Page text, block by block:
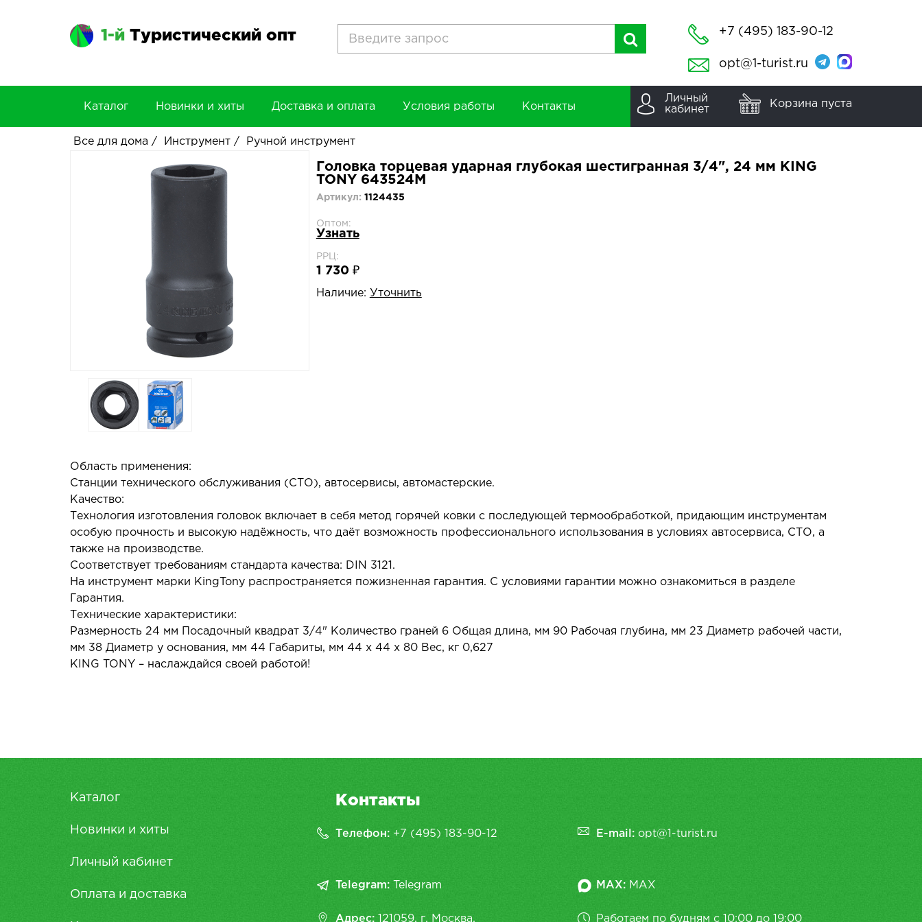
1-й Туристический опт +7 (495) 183-90-12
opt@1-turist.ru
Каталог Новинки и хиты Доставка и оплата Условия работы Контакты
Личный
кабинет
Корзина пуста
Все для дома / Инструмент / Ручной инструмент
Головка торцевая ударная глубокая шестигранная 3/4", 24 мм KING
TONY 643524M
Артикул: 1124435
Оптом:
Узнать
РРЦ:
1 730 ₽
Наличие: Уточнить
Область применения:
Станции технического обслуживания (СТО), автосервисы, автомастерские.
Качество:
Технология изготовления головок включает в себя метод горячей ковки с последующей термообработкой, придающим инструментам
особую прочность и высокую надёжность, что даёт возможность профессионального использования в условиях автосервиса, СТО, а
также на производстве.
Соответствует требованиям стандарта качества: DIN 3121.
На инструмент марки KingTony распространяется пожизненная гарантия. С условиями гарантии можно ознакомиться в разделе
Гарантия.
Технические характеристики:
Размерность 24 мм Посадочный квадрат 3/4" Количество граней 6 Общая длина, мм 90 Рабочая глубина, мм 23 Диаметр рабочей части,
мм 38 Диаметр у основания, мм 44 Габариты, мм 44 х 44 х 80 Вес, кг 0,627
KING TONY – наслаждайся своей работой!
Каталог
Новинки и хиты
Личный кабинет
Оплата и доставка
Контакты
Телефон: +7 (495) 183-90-12 E-mail: opt@1-turist.ru
Telegram: Telegram MAX: MAX
Адрес: 121059, г. Москва, Работаем по будням с 10:00 до 19:00